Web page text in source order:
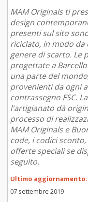
MAM Originals ti
design
presenti sul sito
riciclato, in modo da
genere di scarto. Le
progettate a
una parte del
provenienti da ogni
contrassegno FSC.
l'artigianato dà
processo di
MAM Originals e
code, i codici
offerte speciali se
seguito.
Ultimo aggiornamento:
07 settembre 2019